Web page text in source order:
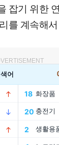
잡기 위한
를 계속해